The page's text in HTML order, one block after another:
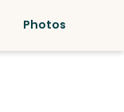
Photos